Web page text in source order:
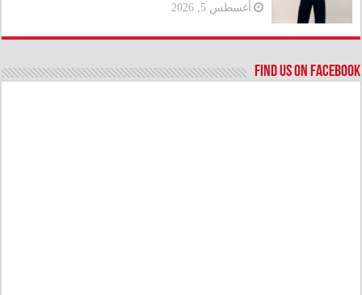
أغسطس 5, 2026
Find us on Facebook